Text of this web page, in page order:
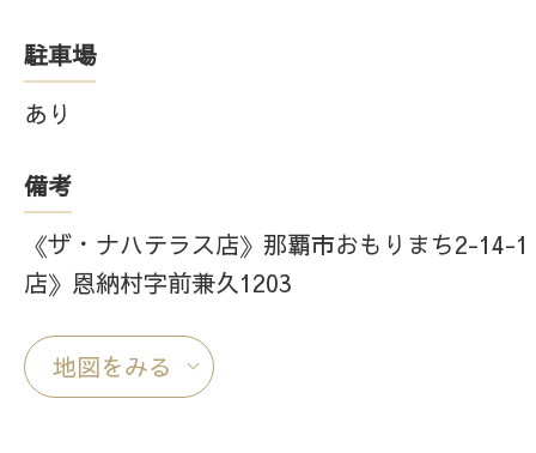
駐車場
あり
備考
《ザ・ナハテラス店》那覇市おもりまち2-14-
店》恩納村字前兼久1203
地図をみる